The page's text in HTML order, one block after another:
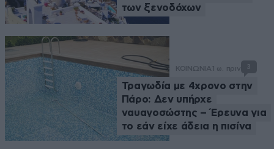
των ξενοδόχων
ΚΟΙΝΩΝΙΑ 1 ω. πριν 3
Τραγωδία με 4χρονο στην
Πάρο: Δεν υπήρχε
ναυαγοσώστης – Έρευνα για
το εάν είχε άδεια η πισίνα